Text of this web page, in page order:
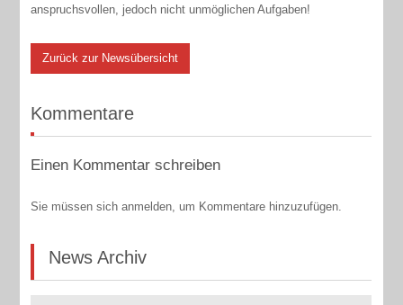
anspruchsvollen, jedoch nicht unmöglichen Aufgaben!
Zurück zur Newsübersicht
Kommentare
Einen Kommentar schreiben
Sie müssen sich anmelden, um Kommentare hinzuzufügen.
News Archiv